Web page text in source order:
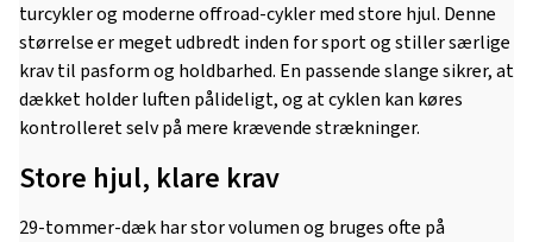
turcykler og moderne offroad-cykler med store hjul. Denne
størrelse er meget udbredt inden for sport og stiller særlige
krav til pasform og holdbarhed. En passende slange sikrer, at
dækket holder luften pålideligt, og at cyklen kan køres
kontrolleret selv på mere krævende strækninger.
Store hjul, klare krav
29-tommer-dæk har stor volumen og bruges ofte på